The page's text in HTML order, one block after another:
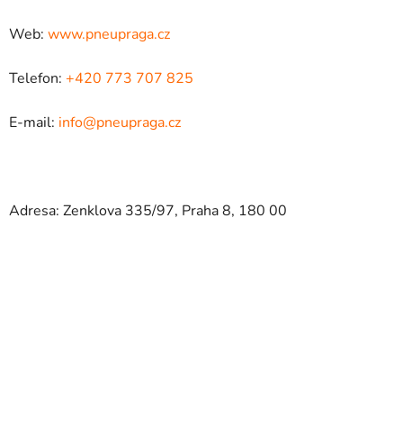
Web: www.pneupraga.cz
Telefon: +420 773 707 825
E-mail: info@pneupraga.cz
Adresa: Zenklova 335/97, Praha 8, 180 00